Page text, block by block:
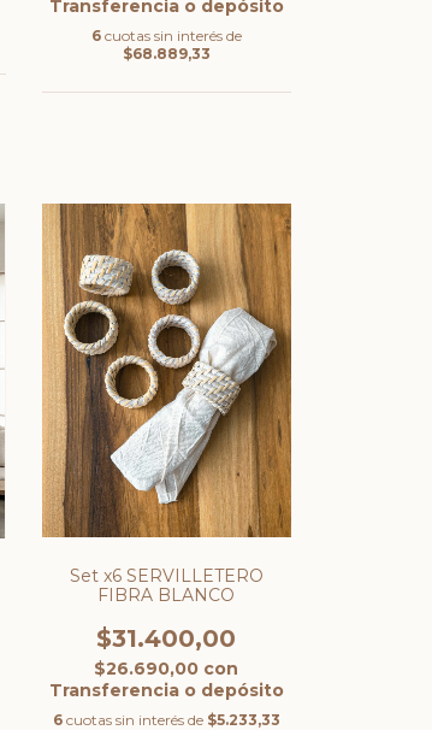
Transferencia o depósito
6 cuotas sin interés de
$68.889,33
Set x6 SERVILLETERO
FIBRA BLANCO
$31.400,00
$26.690,00 con
Transferencia o depósito
6 cuotas sin interés de $5.233,33